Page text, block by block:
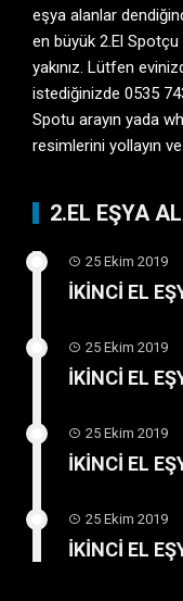
eşya alanlar
en büyük 2.El
yakınız. Lütfen
istediğinizde 0535
Spotu arayın yada
resimlerini yollayın
2.EL EŞYA
25 Ekim 2019
İKİNCİ EL
25 Ekim 2019
İKİNCİ EL
25 Ekim 2019
İKİNCİ EL
25 Ekim 2019
İKİNCİ EL